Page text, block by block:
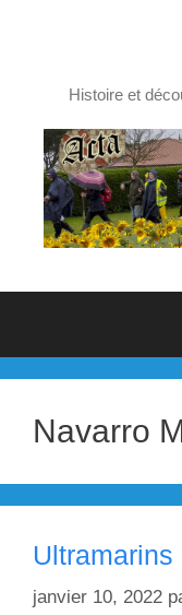
Histoire et
Navarro
Ultramarins
janvier 10, 2022